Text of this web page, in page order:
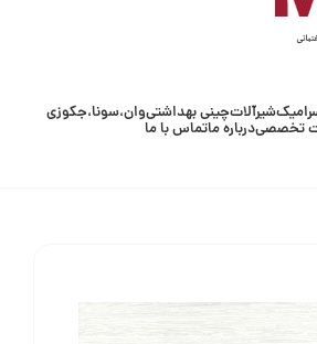
شیرآلاتچینی بهداشتیوان،سونا،جکوزی
تخصصیدرباره ماتماس با ما